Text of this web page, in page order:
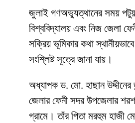
জুলাই গণঅভ্যুত্থানের সময়
বিশ্ববিদ্যালয় এবং নিজ জেলা
সক্রিয় ভূমিকার কথা
সংশ্লিষ্ট সূত্রে জানা যায়।
অধ্যাপক ড. মো. হাছান উদ্দীনের
জেলার ফেনী সদর উপজেলার
গ্রামে। তাঁর পিতা মরহুম হাজী